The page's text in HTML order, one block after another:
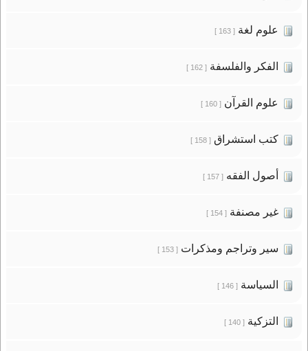
علوم لغة[ 163 ]
الفكر والفلسفة[ 162 ]
علوم القرآن[ 160 ]
كتب استشراق[ 158 ]
أصول الفقه[ 157 ]
غير مصنفة[ 154 ]
سير وتراجم ومذكرات[ 153 ]
السياسة[ 146 ]
التزكية[ 140 ]